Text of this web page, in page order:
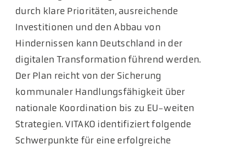
durch klare Prioritäten, ausreichende
Investitionen und den Abbau von
Hindernissen kann Deutschland in der
digitalen Transformation führend werden.
Der Plan reicht von der Sicherung
kommunaler Handlungsfähigkeit über
nationale Koordination bis zu EU-weiten
Strategien. VITAKO identifiziert folgende
Schwerpunkte für eine erfolgreiche